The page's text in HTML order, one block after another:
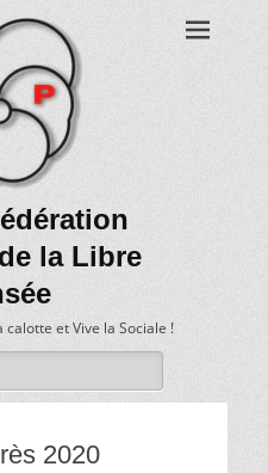
la Libre
et Vive la Sociale !
2020